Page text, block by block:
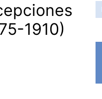
1910)